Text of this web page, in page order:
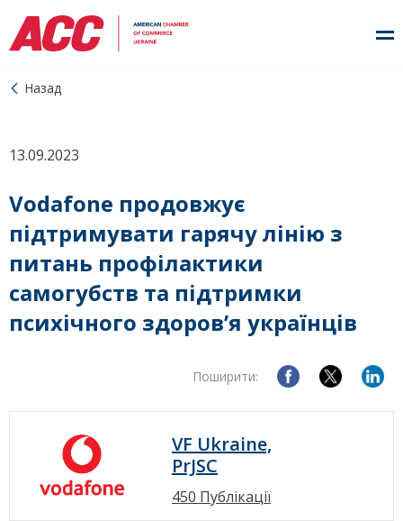
Назад
13.09.2023
Vodafone продовжує
підтримувати гарячу лінію з
питань профілактики
самогубств та підтримки
психічного здоров’я українців
Поширити:
VF Ukraine,
PrJSC
450 Публікації